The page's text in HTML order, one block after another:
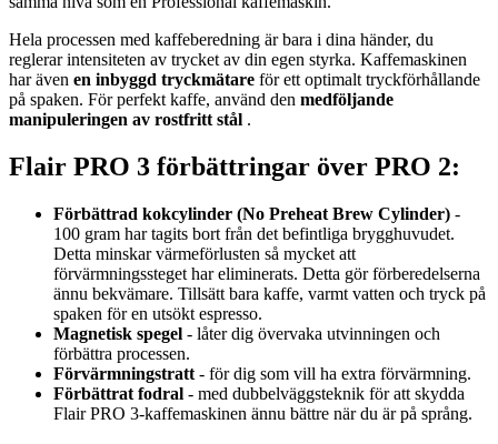
Hela processen med kaffeberedning är bara i dina händer, du
reglerar intensiteten av trycket av din egen styrka. Kaffemaskinen
har även en inbyggd tryckmätare för ett optimalt tryckförhållande
på spaken. För perfekt kaffe, använd den medföljande
manipuleringen av rostfritt stål .
Flair PRO 3 förbättringar över PRO 2:
Förbättrad kokcylinder (No Preheat Brew Cylinder) -
100 gram har tagits bort från det befintliga brygghuvudet.
Detta minskar värmeförlusten så mycket att
förvärmningssteget har eliminerats. Detta gör förberedelserna
ännu bekvämare. Tillsätt bara kaffe, varmt vatten och tryck på
spaken för en utsökt espresso.
Magnetisk spegel - låter dig övervaka utvinningen och
förbättra processen.
Förvärmningstratt - för dig som vill ha extra förvärmning.
Förbättrat fodral - med dubbelväggsteknik för att skydda
Flair PRO 3-kaffemaskinen ännu bättre när du är på språng.